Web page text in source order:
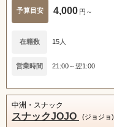
予算目安 4,000 円～
在籍数 15人
営業時間 21:00～翌1:00
中洲・スナック
スナックJOJO (ジョジョ)